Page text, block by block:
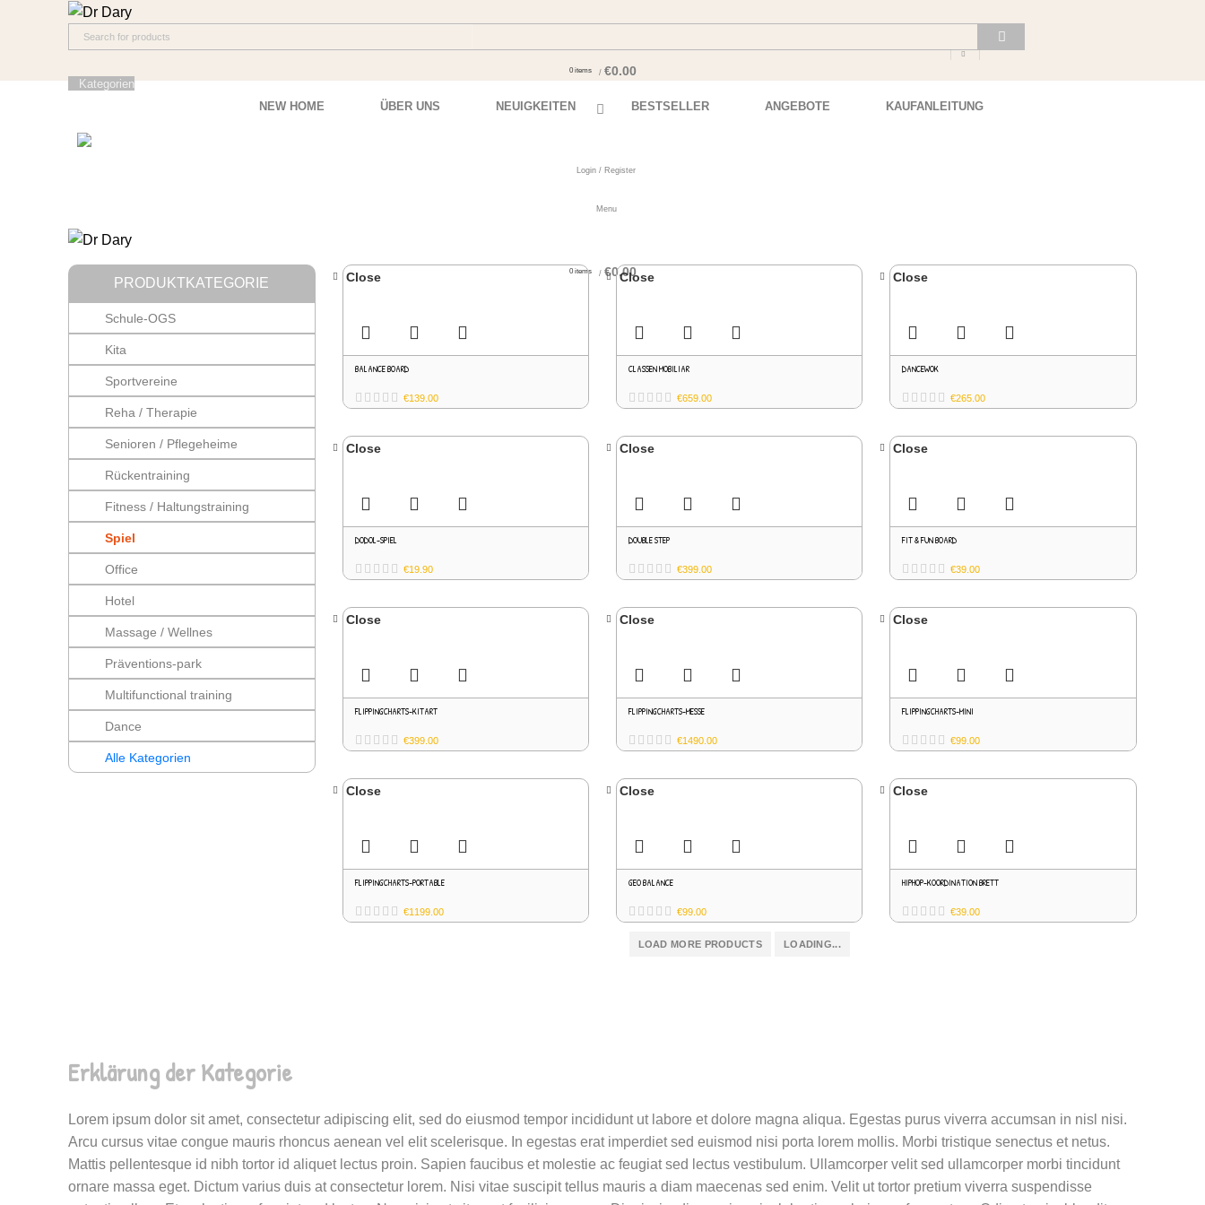
0 items / €0.00
Login / Register
Menu
0 items / €0.00
Kategorien
NEW HOME ÜBER UNS NEUIGKEITEN BESTSELLER ANGEBOTE KAUFANLEITUNG
PRODUKTKATEGORIE
Schule-OGS
Kita
Sportvereine
Reha / Therapie
Senioren / Pflegeheime
Rückentraining
Fitness / Haltungstraining
Spiel
Office
Hotel
Massage / Wellnes
Präventions-park
Multifunctional training
Dance
Alle Kategorien
Close
BALANCE BOARD
€139.00
Close
CLASSEN MOBILIAR
€659.00
Close
DANCEWOK
€265.00
Close
DODOL-SPIEL
€19.90
Close
DOUBLE STEP
€399.00
Close
FIT & FUN BOARD
€39.00
Close
FLIPPINGCHARTS-KITART
€399.00
Close
FLIPPINGCHARTS-MESSE
€1490.00
Close
FLIPPINGCHARTS-MINI
€99.00
Close
FLIPPINGCHARTS-PORTABLE
€1199.00
Close
GEO BALANCE
€99.00
Close
HIPHOP-KOORDINATION BRETT
€39.00
LOAD MORE PRODUCTS LOADING...
Erklärung der Kategorie
Lorem ipsum dolor sit amet, consectetur adipiscing elit, sed do eiusmod tempor incididunt ut labore et dolore magna aliqua. Egestas purus viverra accumsan in nisl nisi.
Arcu cursus vitae congue mauris rhoncus aenean vel elit scelerisque. In egestas erat imperdiet sed euismod nisi porta lorem mollis. Morbi tristique senectus et netus.
Mattis pellentesque id nibh tortor id aliquet lectus proin. Sapien faucibus et molestie ac feugiat sed lectus vestibulum. Ullamcorper velit sed ullamcorper morbi tincidunt
ornare massa eget. Dictum varius duis at consectetur lorem. Nisi vitae suscipit tellus mauris a diam maecenas sed enim. Velit ut tortor pretium viverra suspendisse